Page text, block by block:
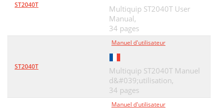
ST2040T
Multiquip ST2040T User
Manual,
34 pages
ST2040T
Manuel d'utilisateur
Multiquip ST2040T Manuel
d&#039;utilisation,
34 pages
Manuel d'utilisateur